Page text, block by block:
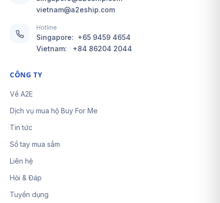
vietnam@a2eship.com
Hotline
Singapore: +65 9459 4654
Vietnam: +84 86204 2044
CÔNG TY
Về A2E
Dịch vụ mua hộ Buy For Me
Tin tức
Sổ tay mua sắm
Liên hệ
Hỏi & Đáp
Tuyển dụng